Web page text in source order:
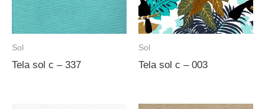
Sol
Tela sol c – 337
Sol
Tela sol c – 003